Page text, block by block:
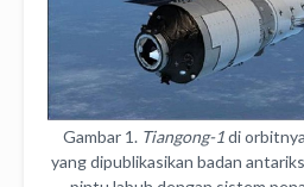
Gambar 1. Tiangong-1di
yang dipublikasikan badan